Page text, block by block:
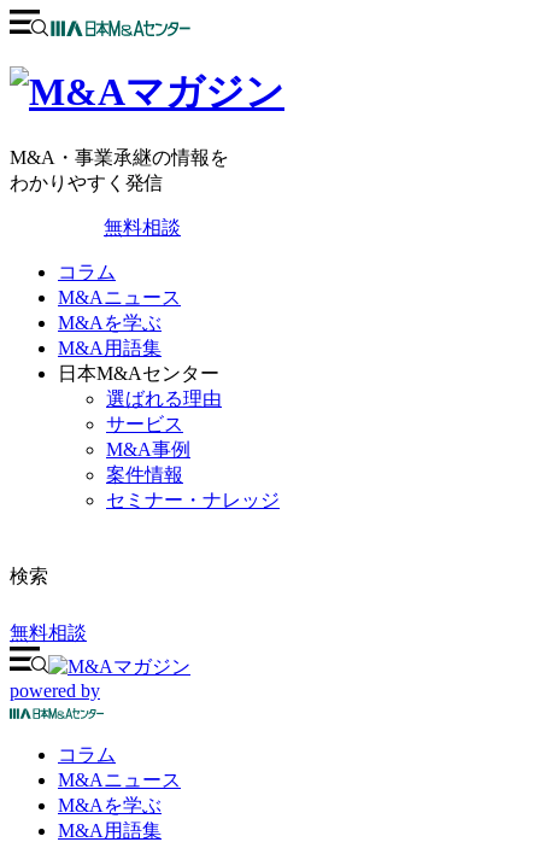
M&A・事業承継の情報を
わかりやすく発信
無料相談
コラム
M&Aニュース
M&Aを学ぶ
M&A用語集
日本M&Aセンター
選ばれる理由
サービス
M&A事例
案件情報
セミナー・ナレッジ
検索
無料相談
powered by
コラム
M&Aニュース
M&Aを学ぶ
M&A 用語集